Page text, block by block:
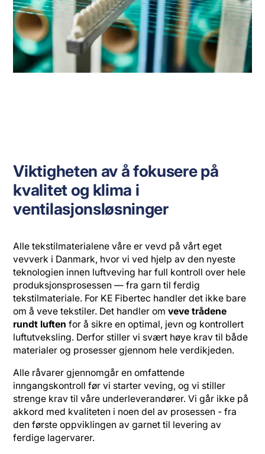
Viktigheten av å fokusere på
kvalitet og klima i
ventilasjonsløsninger
Alle tekstilmaterialene våre er vevd på vårt eget
vevverk i Danmark, hvor vi ved hjelp av den nyeste
teknologien innen luftveving har full kontroll over hele
produksjonsprosessen — fra garn til ferdig
tekstilmateriale. For KE Fibertec handler det ikke bare
om å veve tekstiler. Det handler omveve trådene
rundt luften for å sikre en optimal, jevn og kontrollert
luftutveksling. Derfor stiller vi svært høye krav til både
materialer og prosesser gjennom hele verdikjeden.
Alle råvarer gjennomgår en omfattende
inngangskontroll før vi starter veving, og vi stiller
strenge krav til våre underleverandører. Vi går ikke på
akkord med kvaliteten i noen del av prosessen - fra
den første oppviklingen av garnet til levering av
ferdige lagervarer.